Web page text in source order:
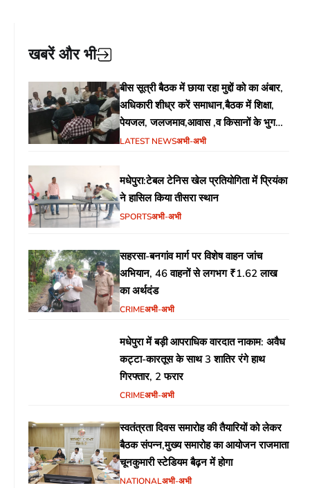
खबरें और भी
बीस सूत्री बैठक में छाया रहा मुद्दों को का अंबार,
अधिकारी शीध्र करें समाधान,बैठक में शिक्षा,
पेयजल, जलजमाव,आवास ,व किसानों के भुगतान
का उठा मुद्दा
LATEST NEWSअभी-अभी
मधेपुरा:टेबल टेनिस खेल प्रतियोगिता में प्रियंका
ने हासिल किया तीसरा स्थान
SPORTSअभी-अभी
सहरसा-बनगांव मार्ग पर विशेष वाहन जांच
अभियान, 46 वाहनों से लगभग ₹1.62 लाख
का अर्थदंड
CRIMEअभी-अभी
मधेपुरा में बड़ी आपराधिक वारदात नाकाम: अवैध
कट्टा-कारतूस के साथ 3 शातिर रंगे हाथ
गिरफ्तार, 2 फरार
CRIMEअभी-अभी
स्वतंत्रता दिवस समारोह की तैयारियों को लेकर
बैठक संपन्न,मुख्य समारोह का आयोजन राजमाता
चूनकुमारी स्टेडियम बैढ़न में होगा
NATIONALअभी-अभी